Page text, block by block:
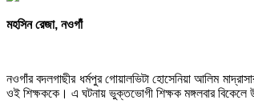
মহসিন রেজা, নওগাঁ
নওগাঁর বদলগাছীর ধর্মপুর গোয়ালভিটা হোসেনিয়া আলিম
ওই শিক্ষককে। এ ঘটনায় ভুক্তভোগী শিক্ষক মঙ্গলবার বিকেলে